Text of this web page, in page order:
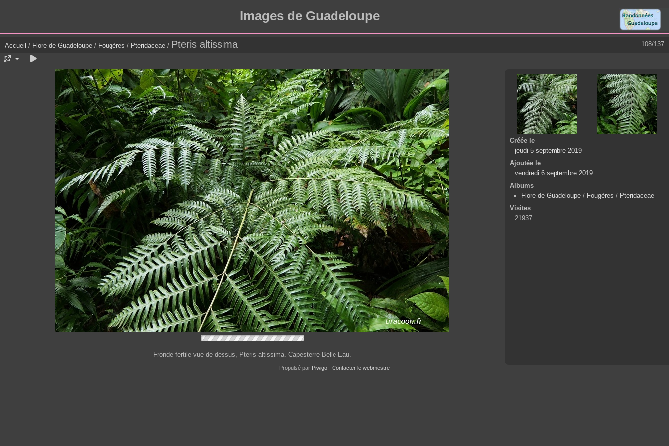
Images de Guadeloupe
108/137
Accueil / Flore de Guadeloupe / Fougères / Pteridaceae / Pteris altissima
Fronde fertile vue de dessus, Pteris altissima. Capesterre-Belle-Eau.
Créée le
jeudi 5 septembre 2019
Ajoutée le
vendredi 6 septembre 2019
Albums
Flore de Guadeloupe / Fougères / Pteridaceae
Visites
21937
Propulsé par Piwigo - Contacter le webmestre